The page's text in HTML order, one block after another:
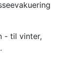
- til vinter,